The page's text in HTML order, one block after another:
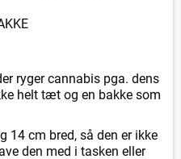
ryger cannabis pga. dens
helt tæt og en bakke som
14 cm bred, så den er ikke
den med i tasken eller